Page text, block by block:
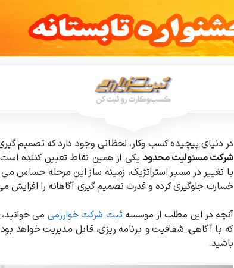
در دنیای پیچیده کسب وکار، لحظاتی وجود دارد که تصمیم
شرکت مسئولیت محدودیکی از همین نقاط تعیین کننده
یا تغییر در مسیر استراتژیک، زمینه ساز این مرحله حساس می
خسارت جلوگیری کرده و قدرت تصمیم گیری آگاهانه را افزایش
آنچه در این مطلب از موسسه ثبت شرکت خوارزمی می
که با آگاهی، شفافیت و برنامه ریزی، قابل مدیریت خواهد
باشید.